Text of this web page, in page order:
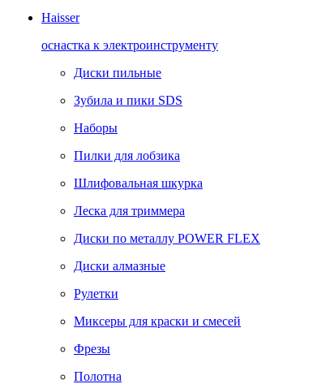
Haisser
оснастка к электроинструменту
Диски пильные
Зубила и пики SDS
Наборы
Пилки для лобзика
Шлифовальная шкурка
Леска для триммера
Диски по металлу POWER FLEX
Диски алмазные
Рулетки
Миксеры для краски и смесей
Фрезы
Полотна